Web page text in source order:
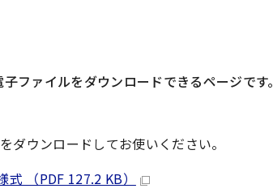
ファイルをダウンロードできるページです。
ダウンロードしてお使いください。
（PDF 127.2 KB）